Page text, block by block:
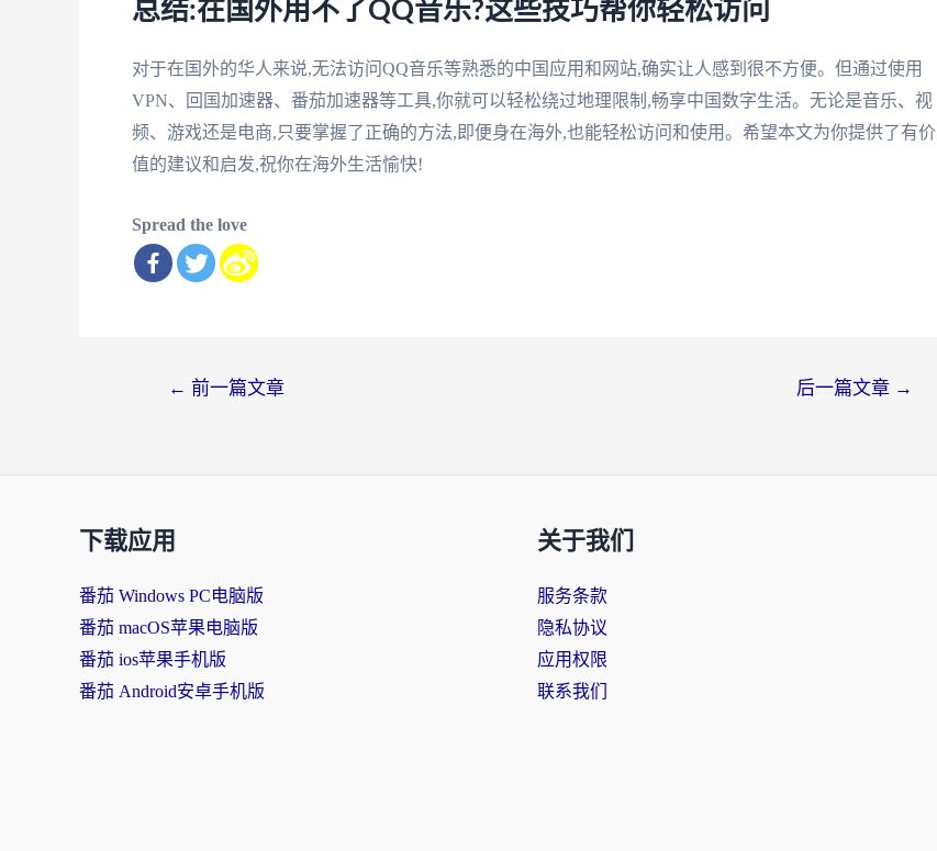
总结:在国外用不了QQ音乐?这些技巧帮你轻松访问
对于在国外的华人来说,无法访问QQ音乐等熟悉的中国应用和网站,确实让人感到很不方便。但通过使用
VPN、回国加速器、番茄加速器等工具,你就可以轻松绕过地理限制,畅享中国数字生活。无论是音乐、视
频、游戏还是电商,只要掌握了正确的方法,即便身在海外,也能轻松访问和使用。希望本文为你提供了有价
值的建议和启发,祝你在海外生活愉快!
Spread the love
← 前一篇文章 后一篇文章 →
下载应用
番茄 Windows PC电脑版
番茄 macOS苹果电脑版
番茄 ios苹果手机版
番茄 Android安卓手机版
关于我们
服务条款
隐私协议
应用权限
联系我们